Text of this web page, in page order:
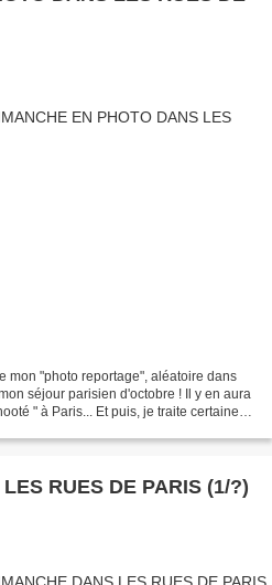
mon "photo reportage", aléatoire dans
séjour parisien d'octobre ! Il y en aura
" à Paris... Et puis, je traite certaines
RUES DE PARIS (1/?)